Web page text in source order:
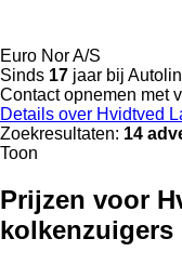
Euro Nor A/S
Sinds 17 jaar bij
Contact opnemen met
Details over Hvidtved
Zoekresultaten: 14
Toon
Prijzen voor
kolkenzuigers